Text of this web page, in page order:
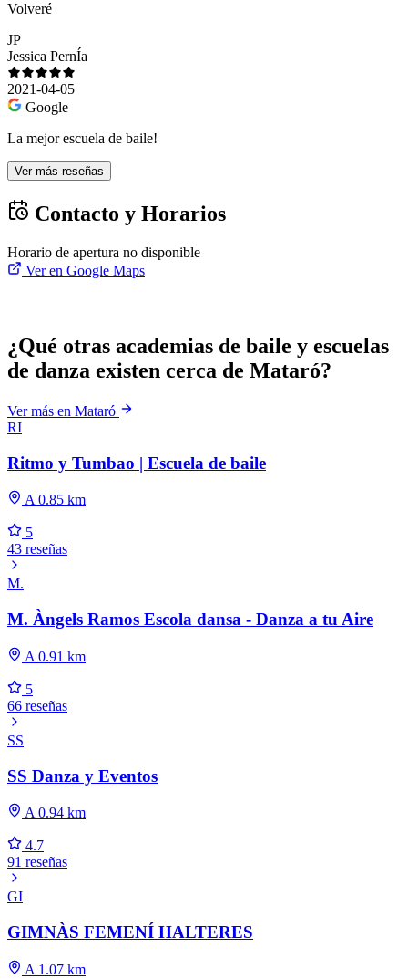
Volveré
JP
Jessica PernÍa
2021-04-05
Google
La mejor escuela de baile!
Ver más reseñas
Contacto y Horarios
Horario de apertura no disponible
Ver en Google Maps
¿Qué otras academias de baile y escuelas
de danza existen cerca de Mataró?
Ver más en Mataró
RI
Ritmo y Tumbao | Escuela de baile
A 0.85 km
5
43 reseñas
M.
M. Àngels Ramos Escola dansa - Danza a tu Aire
A 0.91 km
5
66 reseñas
SS
SS Danza y Eventos
A 0.94 km
4.7
91 reseñas
GI
GIMNÀS FEMENÍ HALTERES
A 1.07 km